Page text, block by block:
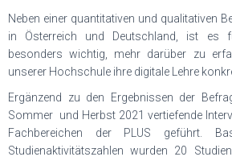
Neben einer quantitativen und qualitativen
in Österreich und Deutschland, ist es
besonders wichtig, mehr darüber zu
unserer Hochschule ihre digitale Lehre
Ergänzend zu den Ergebnissen der
Sommer und Herbst 2021 vertiefende
Fachbereichen der PLUS geführt.
Studienaktivitätszahlen wurden 20